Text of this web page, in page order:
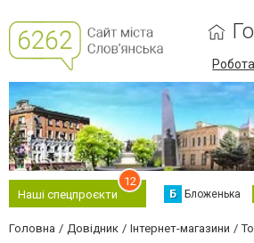
Робота
Наші спецпроєкти
12
Б Бложенька
Головна Довідник Інтернет-магазини